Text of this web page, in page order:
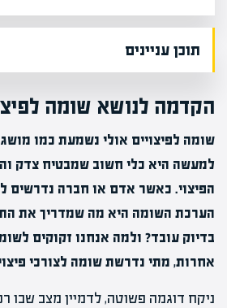
תוכן עניינים
הקדמה לנושא שומה
שומה לפיצויים אולי נשמעת כמו
למעשה היא כלי חשוב שמבטיח צדק
הפיצוי. כאשר אדם או חברה נדרשים
הערכת השומה היא מה שמדריך את
בדיוק עובד? ולמה אנחנו זקוקים
אחרות, מתי נדרשת שומה לצורכי
ניקח דוגמה פשוטה, לדמיין מצב שבו